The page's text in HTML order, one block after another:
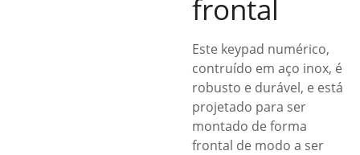
frontal
Este keypad numérico,
contruído em aço inox, é
robusto e durável, e está
projetado para ser
montado de forma
frontal de modo a ser